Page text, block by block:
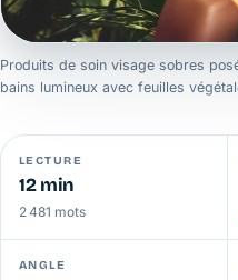
Produits de soin visage sobres
bains lumineux avec feuilles
LECTURE
12 min
2 481 mots
ANGLE